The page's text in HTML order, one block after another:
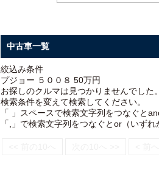
中古車一覧
絞込み条件
プジョー ５００８ 50万円
お探しのクルマは見つかりませんでした。
検索条件を変えて検索してください。
「 」スペースで検索文字列をつなぐと
「,」で検索文字列をつなぐとor（いず